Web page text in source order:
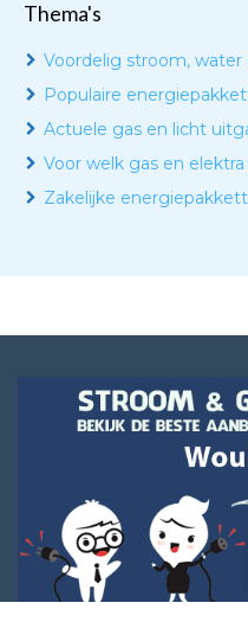
Thema's
Voordelig stroom,
Populaire
Actuele gas en licht
Voor welk gas en
Zakelijke